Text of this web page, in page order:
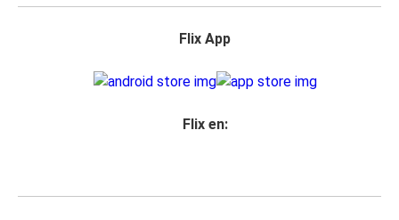
Flix App
Flix en: